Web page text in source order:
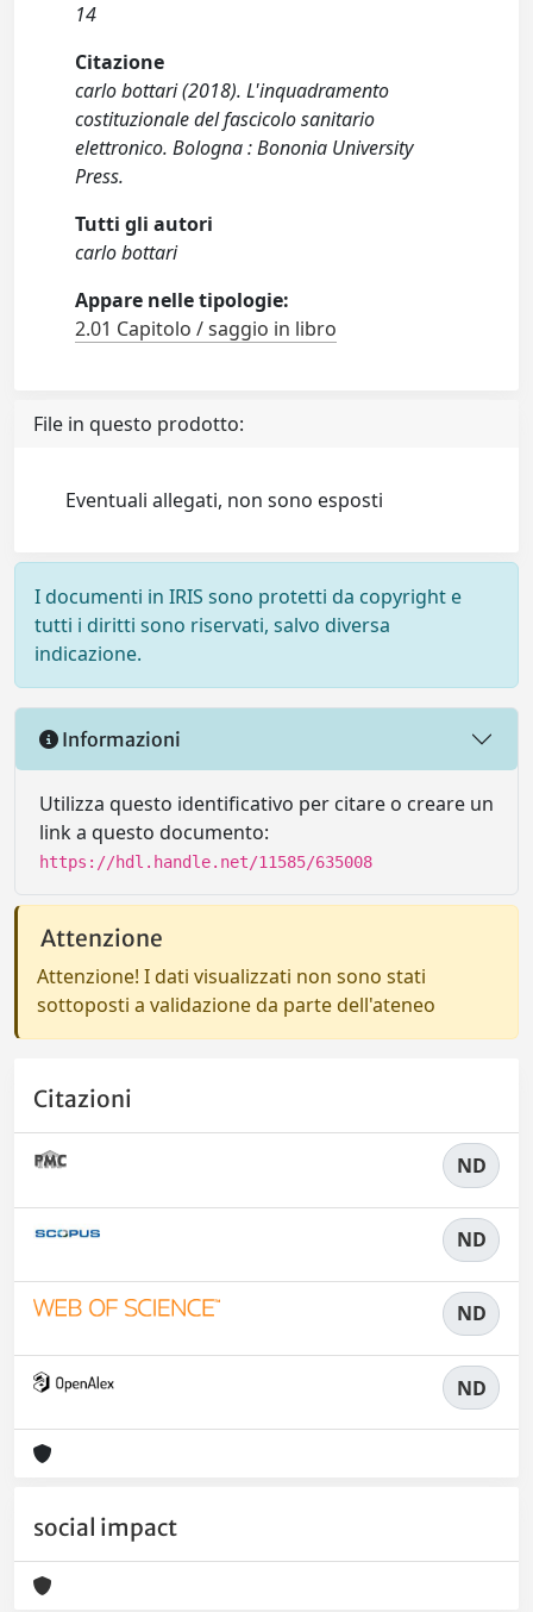
14
Citazione
carlo bottari (2018). L'inquadramento
costituzionale del fascicolo sanitario
elettronico. Bologna : Bononia University
Press.
Tutti gli autori
carlo bottari
Appare nelle tipologie:
2.01 Capitolo / saggio in libro
File in questo prodotto:
Eventuali allegati, non sono esposti
I documenti in IRIS sono protetti da copyright e
tutti i diritti sono riservati, salvo diversa
indicazione.
Informazioni
Utilizza questo identificativo per citare o creare un
link a questo documento:
https://hdl.handle.net/11585/635008
Attenzione
Attenzione! I dati visualizzati non sono stati
sottoposti a validazione da parte dell'ateneo
Citazioni
ND
ND
ND
ND
social impact